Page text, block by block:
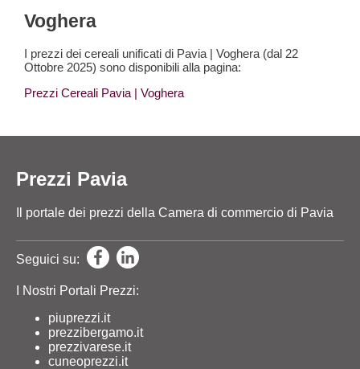
Voghera
I prezzi dei cereali unificati di Pavia | Voghera (dal 22
Ottobre 2025) sono disponibili alla pagina:
Prezzi Cereali Pavia | Voghera
Prezzi Pavia
Il portale dei prezzi della Camera di commercio di Pavia
Seguici su:
I Nostri Portali Prezzi:
piuprezzi.it
prezzibergamo.it
prezzivarese.it
cuneoprezzi.it